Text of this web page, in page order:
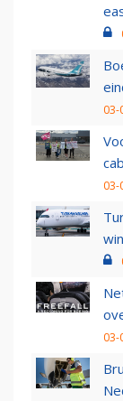
03-
03-
03-